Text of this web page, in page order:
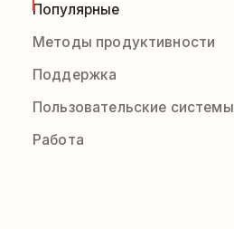
Популярные
Методы продуктивности
Поддержка
Пользовательские системы
Работа